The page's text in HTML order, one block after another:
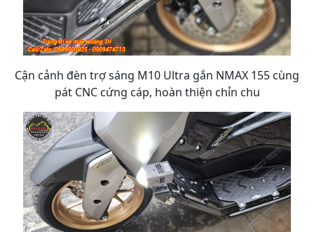
Cận cảnh đèn trợ sáng M10 Ultra gắn NMAX 155 cùng
pát CNC cứng cáp, hoàn thiện chỉn chu